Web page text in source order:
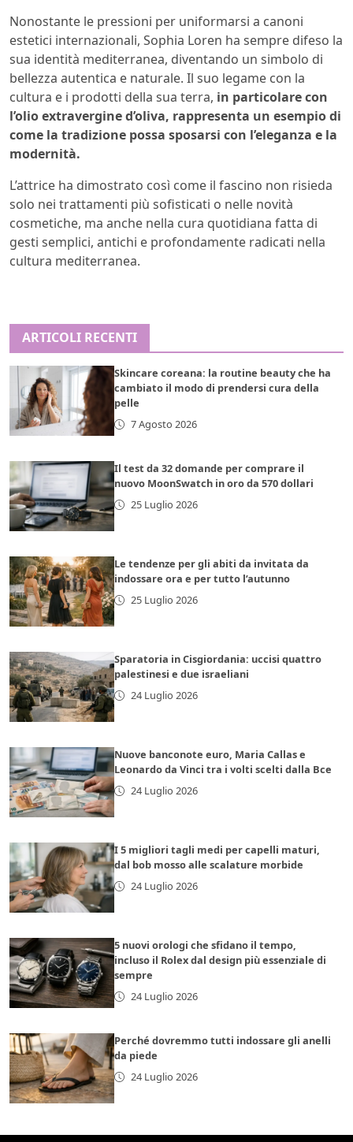
Nonostante le pressioni per uniformarsi a canoni
estetici internazionali, Sophia Loren ha sempre difeso la
sua identità mediterranea, diventando un simbolo di
bellezza autentica e naturale. Il suo legame con la
cultura e i prodotti della sua terra, in particolare con
l’olio extravergine d’oliva, rappresenta un esempio di
come la tradizione possa sposarsi con l’eleganza e la
modernità.
L’attrice ha dimostrato così come il fascino non risieda
solo nei trattamenti più sofisticati o nelle novità
cosmetiche, ma anche nella cura quotidiana fatta di
gesti semplici, antichi e profondamente radicati nella
cultura mediterranea.
ARTICOLI RECENTI
Skincare coreana: la routine beauty che ha
cambiato il modo di prendersi cura della
pelle
7 Agosto 2026
Il test da 32 domande per comprare il
nuovo MoonSwatch in oro da 570 dollari
25 Luglio 2026
Le tendenze per gli abiti da invitata da
indossare ora e per tutto l’autunno
25 Luglio 2026
Sparatoria in Cisgiordania: uccisi quattro
palestinesi e due israeliani
24 Luglio 2026
Nuove banconote euro, Maria Callas e
Leonardo da Vinci tra i volti scelti dalla Bce
24 Luglio 2026
I 5 migliori tagli medi per capelli maturi,
dal bob mosso alle scalature morbide
24 Luglio 2026
5 nuovi orologi che sfidano il tempo,
incluso il Rolex dal design più essenziale di
sempre
24 Luglio 2026
Perché dovremmo tutti indossare gli anelli
da piede
24 Luglio 2026